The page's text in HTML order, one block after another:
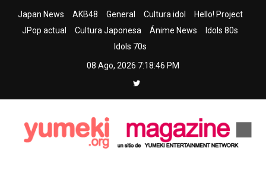
Japan News AKB48 General Cultura idol
Hello! Project
JPop actual
Cultura Japonesa Ánime News
Idols 80s
Idols 70s
08 Ago, 2026 7:18:47 PM